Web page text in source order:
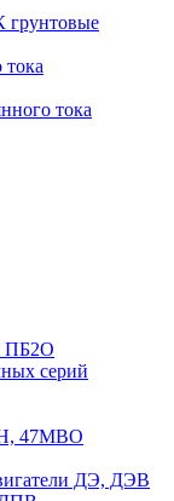
грунтовые
тока
тока
ПБ2О
серий
47МВО
ДЭ, ДЭВ